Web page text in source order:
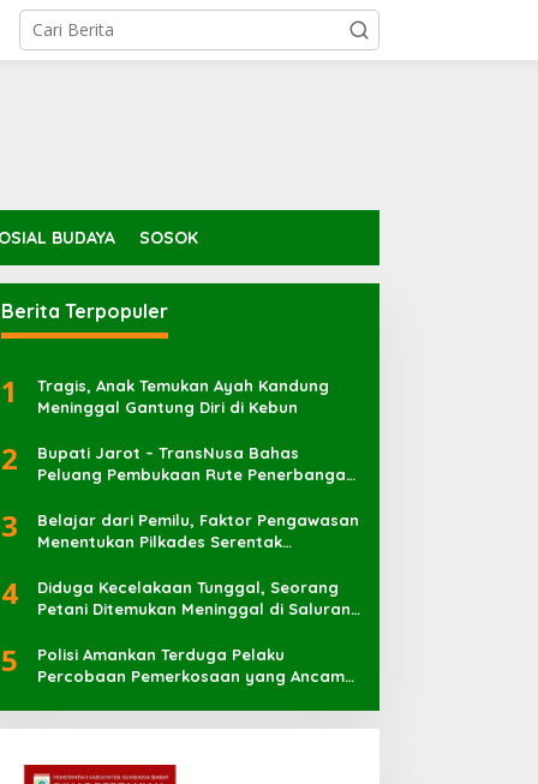
BUDAYA SOSOK
Berita Terpopuler
1
Tragis, Anak Temukan Ayah Kandung
Meninggal Gantung Diri di Kebun
2
Bupati Jarot – TransNusa Bahas
Peluang Pembukaan Rute Penerbangan
Kaharuddin
3
Belajar dari Pemilu, Faktor Pengawasan
Menentukan Pilkades Serentak
4
Diduga Kecelakaan Tunggal, Seorang
Petani Ditemukan Meninggal di Saluran
5
Polisi Amankan Terduga Pelaku
Percobaan Pemerkosaan yang Ancam